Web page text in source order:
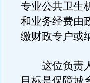
专业公共卫生
和业务经费由
缴财政专户或
这位负责人
目标是保障城